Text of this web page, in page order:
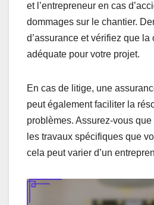
et l’entrepreneur en cas
dommages sur le chantier.
d’assurance et vérifiez que la
adéquate pour votre projet.
En cas de litige, une
peut également faciliter la
problèmes. Assurez-vous que
les travaux spécifiques que
cela peut varier d’un